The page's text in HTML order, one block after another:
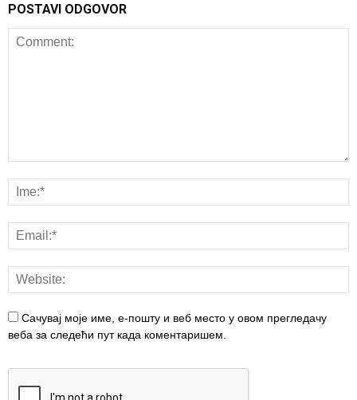
POSTAVI ODGOVOR
Сачувај моје име, е-пошту и веб место у овом прегледачу
веба за следећи пут када коментаришем.